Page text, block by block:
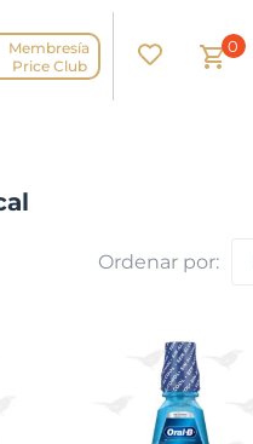
Membresía
Price Club
0
Ordenar por: